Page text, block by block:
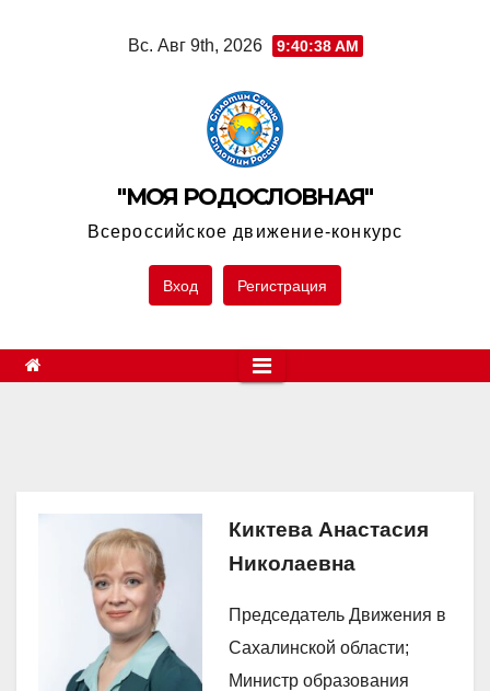
Вс. Авг 9th, 2026 9:40:38 AM
"МОЯ РОДОСЛОВНАЯ"
Всероссийское движение-конкурс
Вход Регистрация
Киктева Анастасия
Николаевна
Председатель Движения в
Сахалинской области;
Министр образования